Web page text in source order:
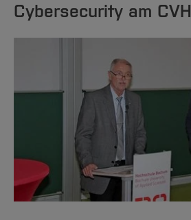
Cybersecurity am CVH